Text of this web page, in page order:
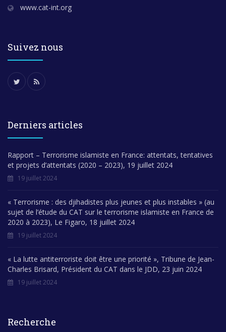
www.cat-int.org
Suivez nous
Derniers articles
Rapport – Terrorisme islamiste en France: attentats, tentatives
et projets d’attentats (2020 – 2023), 19 juillet 2024
19 juillet 2024
« Terrorisme : des djihadistes plus jeunes et plus instables » (au
sujet de l’étude du CAT sur le terrorisme islamiste en France de
2020 à 2023), Le Figaro, 18 juillet 2024
19 juillet 2024
« La lutte antiterroriste doit être une priorité », Tribune de Jean-
Charles Brisard, Président du CAT dans le JDD, 23 juin 2024
19 juillet 2024
Recherche